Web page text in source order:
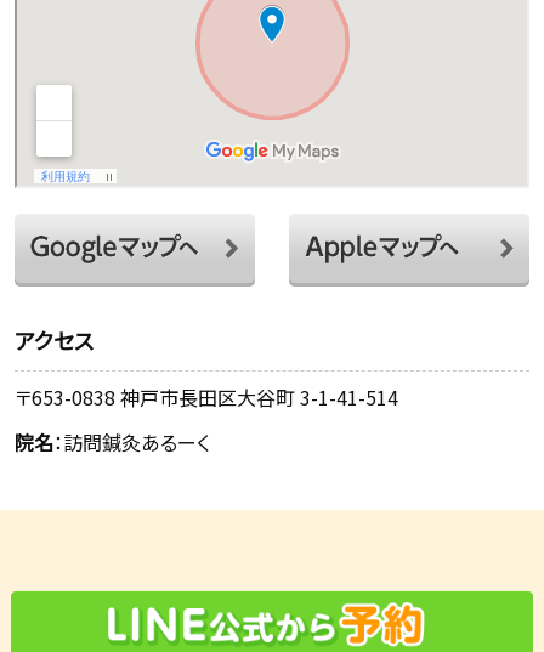
アクセス
〒653-0838 神戸市長田区大谷町 3-1-41-514
院名：訪問鍼灸あるーく